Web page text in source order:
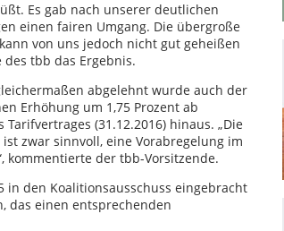
Es gab nach unserer deutlichen
einen fairen Umgang. Die übergroße
von uns jedoch nicht gut geheißen
tbb das Ergebnis.
abgelehnt wurde auch der
Erhöhung um 1,75 Prozent ab
(31.12.2016) hinaus. „Die
zwar sinnvoll, eine Vorabregelung im
kommentierte der tbb-Vorsitzende.
in den Koalitionsausschuss eingebracht
das einen entsprechenden